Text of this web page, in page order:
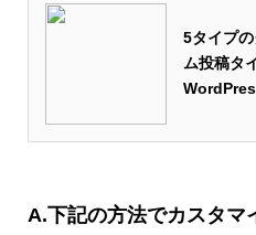
5タイプ
ム投稿タ
A.下記の方法でカスタマ